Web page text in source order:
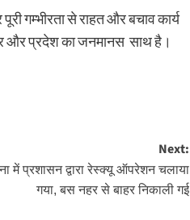
गम्भीरता से राहत और बचाव कार्य
और प्रदेश का जनमानस साथ है।
Next:
में प्रशासन द्वारा रेस्क्यू ऑपरेशन चलाया
गया, बस नहर से बाहर निकाली गई